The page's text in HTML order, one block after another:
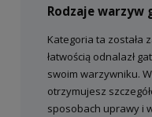
Rodzaje warzyw
Kategoria ta została
łatwością odnalazł
swoim warzywniku.
otrzymujesz
sposobach uprawy i